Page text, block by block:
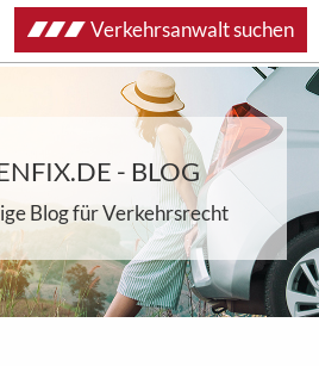
- BLOG
Blog für Verkehrsrecht
Verkehrsanwalt suchen